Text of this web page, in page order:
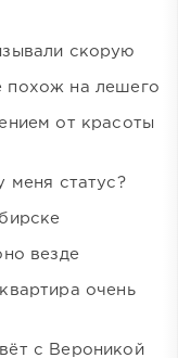
скорую
похож на лешего
от красоты
меня статус?
везде
очень
с Вероникой